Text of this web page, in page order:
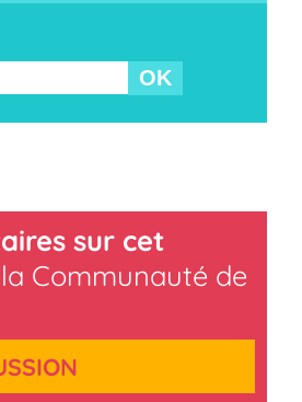
sur cet
Communauté de